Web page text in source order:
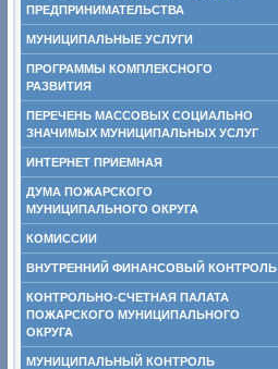
ПРЕДПРИНИМАТЕЛЬСТВА
МУНИЦИПАЛЬНЫЕ УСЛУГИ
ПРОГРАММЫ КОМПЛЕКСНОГО
РАЗВИТИЯ
ПЕРЕЧЕНЬ МАССОВЫХ СОЦИАЛЬНО
ЗНАЧИМЫХ МУНИЦИПАЛЬНЫХ УСЛУГ
ИНТЕРНЕТ ПРИЕМНАЯ
ДУМА ПОЖАРСКОГО
МУНИЦИПАЛЬНОГО ОКРУГА
КОМИССИИ
ВНУТРЕННИЙ ФИНАНСОВЫЙ КОНТРОЛЬ
КОНТРОЛЬНО-СЧЕТНАЯ ПАЛАТА
ПОЖАРСКОГО МУНИЦИПАЛЬНОГО
ОКРУГА
МУНИЦИПАЛЬНЫЙ КОНТРОЛЬ